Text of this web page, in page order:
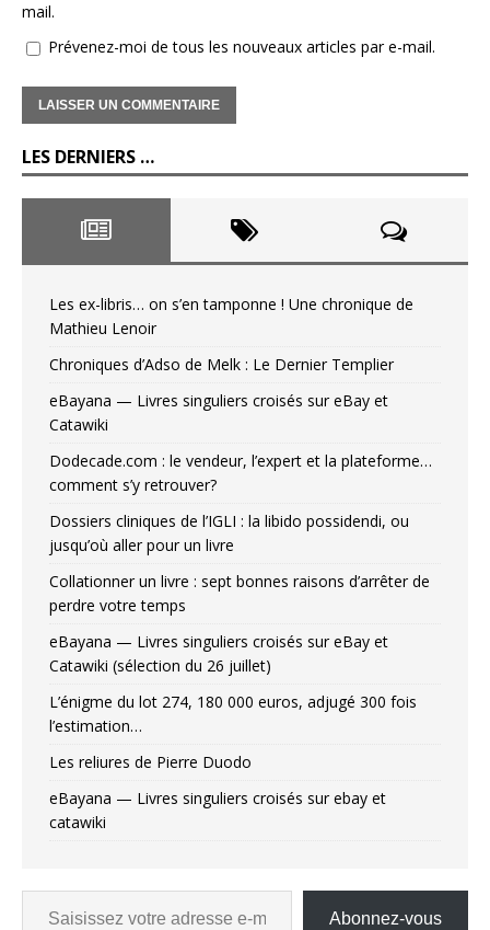
mail.
Prévenez-moi de tous les nouveaux articles par e-mail.
LES DERNIERS …
Les ex-libris… on s’en tamponne ! Une chronique de
Mathieu Lenoir
Chroniques d’Adso de Melk : Le Dernier Templier
eBayana — Livres singuliers croisés sur eBay et
Catawiki
Dodecade.com : le vendeur, l’expert et la plateforme…
comment s’y retrouver?
Dossiers cliniques de l’IGLI : la libido possidendi, ou
jusqu’où aller pour un livre
Collationner un livre : sept bonnes raisons d’arrêter de
perdre votre temps
eBayana — Livres singuliers croisés sur eBay et
Catawiki (sélection du 26 juillet)
L’énigme du lot 274, 180 000 euros, adjugé 300 fois
l’estimation…
Les reliures de Pierre Duodo
eBayana — Livres singuliers croisés sur ebay et
catawiki
Abonnez-vous